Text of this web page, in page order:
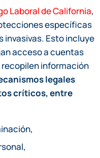
Laboral de California,
específicas
Esto incluye
acceso a cuentas
información
legales
críticos, entre